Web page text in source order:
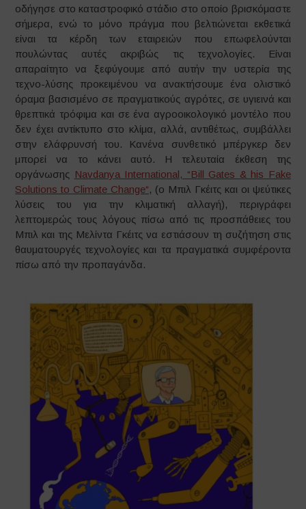
οδήγησε στο καταστροφικό στάδιο στο οποίο βρισκόμαστε
σήμερα, ενώ το μόνο πράγμα που βελτιώνεται εκθετικά
είναι τα κέρδη των εταιρειών που επωφελούνται
πουλώντας αυτές ακριβώς τις τεχνολογίες. Είναι
απαραίτητο να ξεφύγουμε από αυτήν την υστερία της
τεχνο-λύσης προκειμένου να ανακτήσουμε ένα ολιστικό
όραμα βασισμένο σε πραγματικούς αγρότες, σε υγιεινά και
θρεπτικά τρόφιμα και σε ένα αγροοικολογικό μοντέλο που
δεν έχει αντίκτυπο στο κλίμα, αλλά, αντιθέτως, συμβάλλει
στην ελάφρυνσή του. Κανένα συνθετικό μπέργκερ δεν
μπορεί να το κάνει αυτό. Η τελευταία έκθεση της
οργάνωσης Navdanya International, “Bill Gates & his Fake
Solutions to Climate Change“, (ο Μπιλ Γκέιτς και οι ψεύτικες
λύσεις του για την κλιματική αλλαγή), περιγράφει
λεπτομερώς τους λόγους πίσω από τις προσπάθειες του
Μπιλ και της Μελίντα Γκέιτς να εστιάσουν τη συζήτηση στις
θαυματουργές τεχνολογίες και τα πραγματικά συμφέροντα
πίσω από την προπαγάνδα.